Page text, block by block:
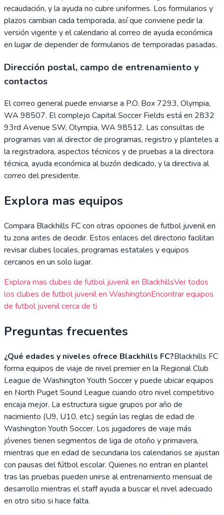
recaudación, y la ayuda no cubre uniformes. Los formularios y
plazos cambian cada temporada, así que conviene pedir la
versión vigente y el calendario al correo de ayuda económica
en lugar de depender de formularios de temporadas pasadas.
Dirección postal, campo de entrenamiento y
contactos
El correo general puede enviarse a P.O. Box 7293, Olympia,
WA 98507. El complejo Capital Soccer Fields está en 2832
93rd Avenue SW, Olympia, WA 98512. Las consultas de
programas van al director de programas, registro y planteles a
la registradora, aspectos técnicos y de pruebas a la directora
técnica, ayuda económica al buzón dedicado, y la directiva al
correo del presidente.
Explora mas equipos
Compara Blackhills FCcon otras opciones de futbol juvenil en
tu zona antes de decidir. Estos enlaces del directorio facilitan
revisar clubes locales, programas estatales y equipos
cercanos en un solo lugar.
Explora mas clubes de futbol juvenil en BlackhillsVer todos
los clubes de futbol juvenil en WashingtonEncontrar equipos
de futbol juvenil cerca de ti
Preguntas frecuentes
¿Qué edades y niveles ofrece Blackhills FC?Blackhills FC
forma equipos de viaje de nivel premier en la Regional Club
League de Washington Youth Soccer y puede ubicar equipos
en North Puget Sound League cuando otro nivel competitivo
encaja mejor. La estructura sigue grupos por año de
nacimiento (U9, U10, etc.) según las reglas de edad de
Washington Youth Soccer. Los jugadores de viaje más
jóvenes tienen segmentos de liga de otoño y primavera,
mientras que en edad de secundaria los calendarios se ajustan
con pausas del fútbol escolar. Quienes no entran en plantel
tras las pruebas pueden unirse al entrenamiento mensual de
desarrollo mientras el staff ayuda a buscar el nivel adecuado
en otro sitio si hace falta.